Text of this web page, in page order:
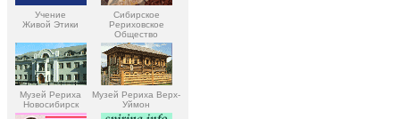
Учение
Живой Этики
Сибирское
Рериховское
Общество
Музей Рериха
Новосибирск
Музей Рериха Верх-
Уймон